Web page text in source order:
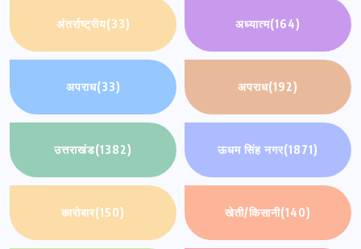
अंतर्राष्ट्रीय(33) अध्यात्म(164)
अपराध(33) अपराध(192)
उत्तराखंड(1382) ऊधम सिंह नगर(1871)
कारोबार(150) खेती/किसानी(140)